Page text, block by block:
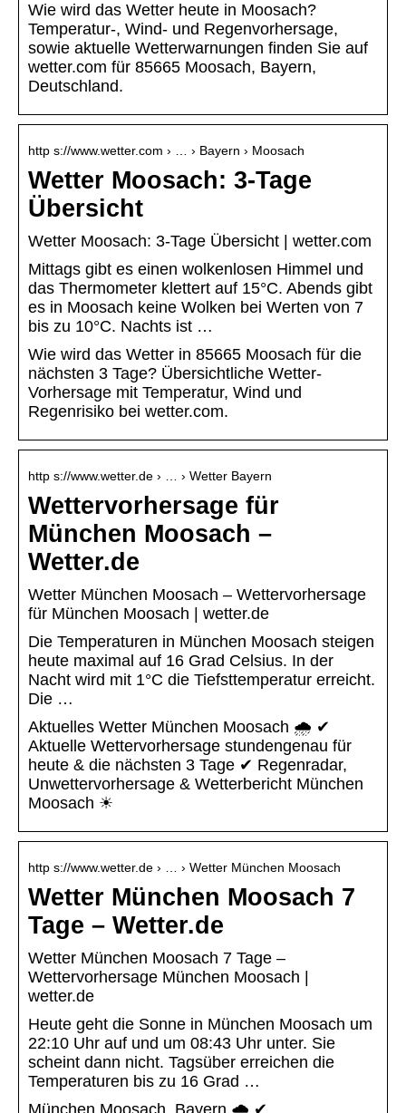
Wie wird das Wetter heute in Moosach?
Temperatur-, Wind- und Regenvorhersage,
sowie aktuelle Wetterwarnungen finden Sie auf
wetter.com für 85665 Moosach, Bayern,
Deutschland.
http s://www.wetter.com › … › Bayern › Moosach
Wetter Moosach: 3-Tage
Übersicht
Wetter Moosach: 3-Tage Übersicht | wetter.com
Mittags gibt es einen wolkenlosen Himmel und
das Thermometer klettert auf 15°C. Abends gibt
es in Moosach keine Wolken bei Werten von 7
bis zu 10°C. Nachts ist …
Wie wird das Wetter in 85665 Moosach für die
nächsten 3 Tage? Übersichtliche Wetter-
Vorhersage mit Temperatur, Wind und
Regenrisiko bei wetter.com.
http s://www.wetter.de › … › Wetter Bayern
Wettervorhersage für
München Moosach –
Wetter.de
Wetter München Moosach – Wettervorhersage
für München Moosach | wetter.de
Die Temperaturen in München Moosach steigen
heute maximal auf 16 Grad Celsius. In der
Nacht wird mit 1°C die Tiefsttemperatur erreicht.
Die …
Aktuelles Wetter München Moosach 🌧️ ✔
Aktuelle Wettervorhersage stundengenau für
heute & die nächsten 3 Tage ✔ Regenradar,
Unwettervorhersage & Wetterbericht München
Moosach ☀
http s://www.wetter.de › … › Wetter München Moosach
Wetter München Moosach 7
Tage – Wetter.de
Wetter München Moosach 7 Tage –
Wettervorhersage München Moosach |
wetter.de
Heute geht die Sonne in München Moosach um
22:10 Uhr auf und um 08:43 Uhr unter. Sie
scheint dann nicht. Tagsüber erreichen die
Temperaturen bis zu 16 Grad …